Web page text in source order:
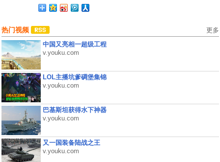
热门视频 更多
中国又亮相一超级工程
v.youku.com
LOL主播坑爹碉堡集锦
v.youku.com
巴基斯坦获得水下神器
v.youku.com
又一国装备陆战之王
v.youku.com